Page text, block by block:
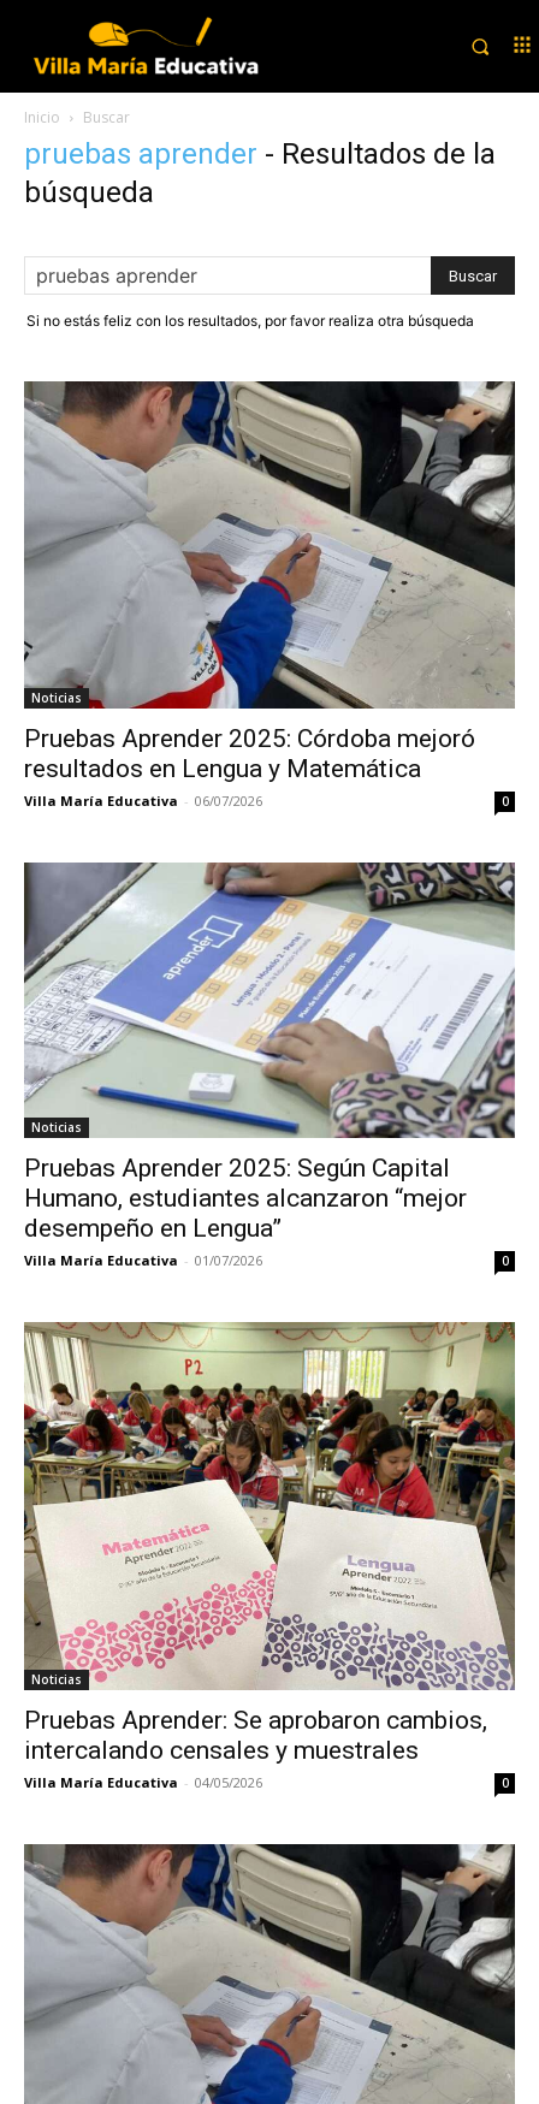
Inicio Buscar
pruebas aprender - Resultados de la
búsqueda
Si no estás feliz con los resultados, por favor realiza otra búsqueda
Noticias
Pruebas Aprender 2025: Córdoba mejoró
resultados en Lengua y Matemática
Villa María Educativa - 06/07/2026 0
Noticias
Pruebas Aprender 2025: Según Capital
Humano, estudiantes alcanzaron “mejor
desempeño en Lengua”
Villa María Educativa - 01/07/2026 0
Noticias
Pruebas Aprender: Se aprobaron cambios,
intercalando censales y muestrales
Villa María Educativa - 04/05/2026 0